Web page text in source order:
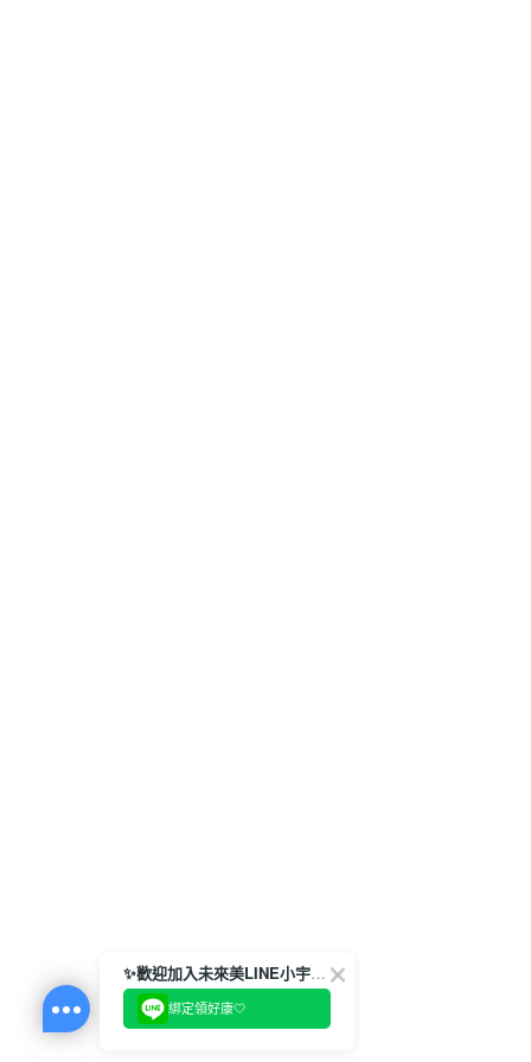
✨歡迎加入未來美LINE小宇宙💫
綁定領好康🤍